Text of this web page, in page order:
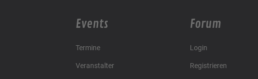
Events
Termine
Veranstalter
Forum
Login
Registrieren